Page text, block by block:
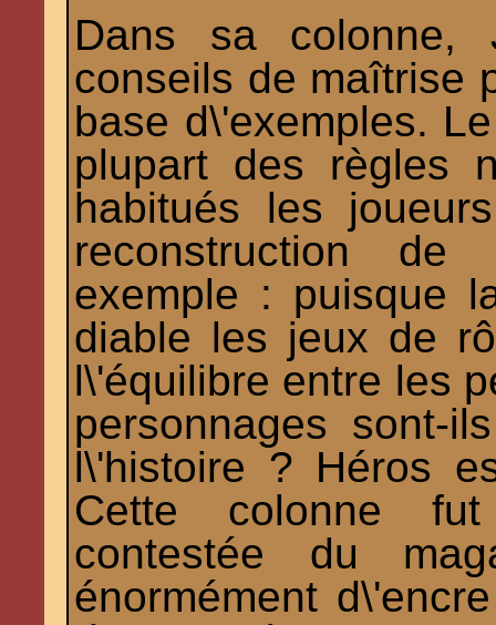
Dans sa colonne,
conseils de maîtrise
base d\'exemples.
plupart des règles
habitués les
reconstruction de
exemple : puisque
diable les jeux de
l\'équilibre entre les
personnages sont-
l\'histoire ? Héros
Cette colonne
contestée du
énormément